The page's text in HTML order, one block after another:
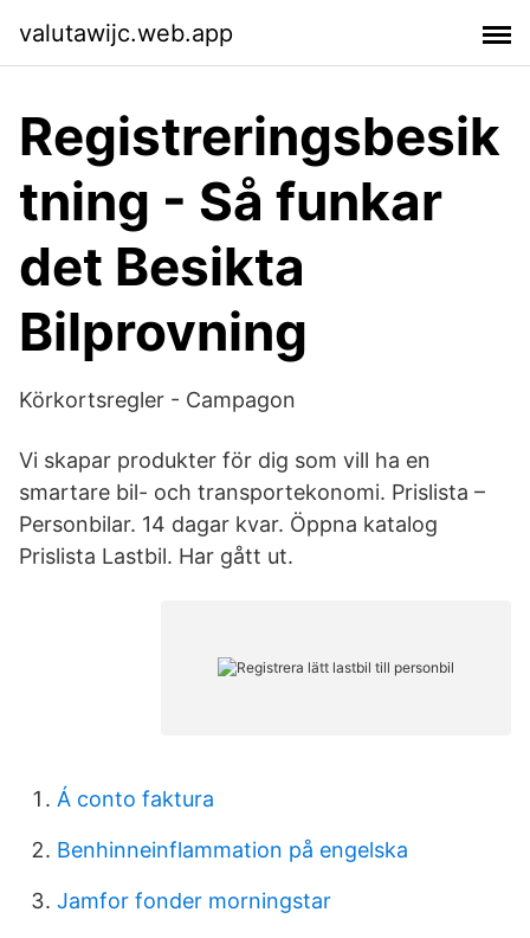
valutawijc.web.app
Registreringsbesik
tning - Så funkar
det Besikta
Bilprovning
Körkortsregler - Campagon
Vi skapar produkter för dig som vill ha en
smartare bil- och transportekonomi. Prislista –
Personbilar. 14 dagar kvar. Öppna katalog
Prislista Lastbil. Har gått ut.
Á conto faktura
Benhinneinflammation på engelska
Jamfor fonder morningstar